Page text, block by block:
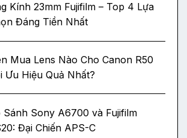
Kính 23mm Fujifilm – Top 4 Lựa
Đáng Tiền Nhất
Mua Lens Nào Cho Canon R50
Ưu Hiệu Quả Nhất?
Sánh Sony A6700 và Fujifilm
Đại Chiến APS-C